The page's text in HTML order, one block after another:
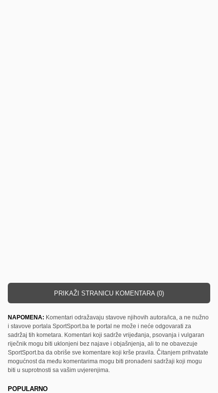
PRIKAŽI STRANICU KOMENTARA (0)
NAPOMENA: Komentari odražavaju stavove njihovih autora/ica, a ne nužno
i stavove portala SportSport.ba te portal ne može i neće odgovarati za
sadržaj tih kometara. Komentari koji sadrže vrijeđanja, psovanja i vulgaran
riječnik mogu biti uklonjeni bez najave i objašnjenja, ali to ne obavezuje
SportSport.ba da obriše sve komentare koji krše pravila. Čitanjem prihvatate
mogućnost da među komentarima mogu biti pronađeni sadržaji koji mogu
biti u suprotnosti sa vašim uvjerenjima.
POPULARNO